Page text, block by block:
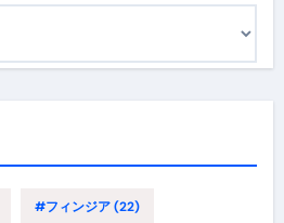
#フィンジア(22)